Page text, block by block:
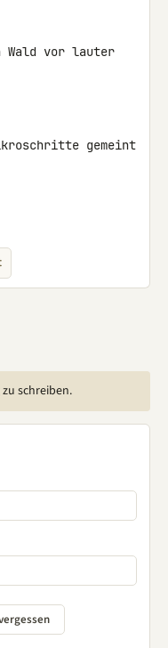
Wald vor lauter
gemeint
schreiben.